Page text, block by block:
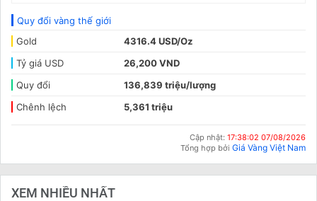
Quy đổi vàng thế giới
Gold
4316.4 USD/Oz
Tỷ giá USD
26,200 VND
Quy đổi
136,839 triệu/lượng
Chênh lệch
5,361 triệu
Cập nhật: 17:38:02 07/08/2026
Tổng hợp bởi Giá Vàng Việt Nam
XEM NHIỀU NHẤT